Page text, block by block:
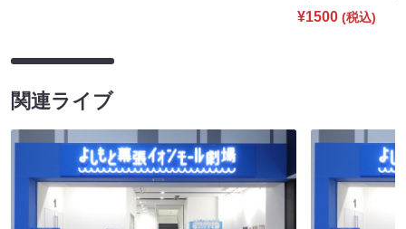
¥1500 (税込)
関連ライブ